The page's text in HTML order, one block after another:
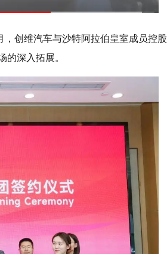
创维汽车与沙特阿拉伯皇室成员控股
深入拓展。